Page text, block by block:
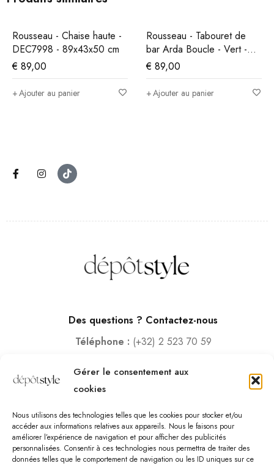
Gérer le consentement aux
cookies
Nous utilisons des technologies telles que les cookies pour stocker et/ou
accéder aux informations relatives aux appareils. Nous le faisons pour
améliorer l’expérience de navigation et pour afficher des publicités
personnalisées. Consentir à ces technologies nous permettra de traiter des
données telles que le comportement de navigation ou les ID uniques sur ce
Rousseau - Chaise haute -
DEC7998 - 89x43x50 cm
€ 89,00
Ajouter au panier
Rousseau - Tabouret de
bar Arda Boucle - Vert -
86x49x46 cm
€ 89,00
Ajouter au panier
Des questions ? Contactez-nous
Téléphone : (+32) 2 523 70 59
Adresse : Rue des Deux Gares 6, 1070 Bruxelles
Lundi – Samedi :10:00 – 18:30
Vendredi :10:00-13:00 – 15:00 -18:30
Dimanche :12:00-18:00